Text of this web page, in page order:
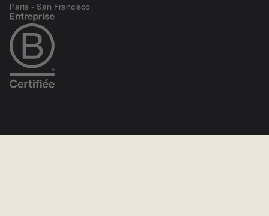
Paris - San Francisco